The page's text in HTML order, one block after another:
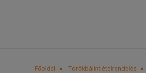
Főoldal Törökbálint ételrendelés